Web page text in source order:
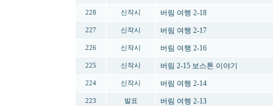
228 신작시 버림 여행 2-18
227 신작시 버림 여행 2-17
226 신작시 버림 여행 2-16
225 신작시 버림 2-15 보스톤 이야기
224 신작시 버림 여행 2-14
223 발표 버림 여행 2-13